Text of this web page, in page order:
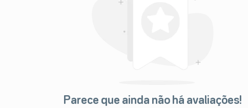
Parece que ainda não há avaliações!